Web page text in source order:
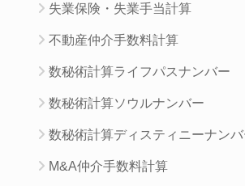
失業保険・失業手当計算
不動産仲介手数料計算
数秘術計算ライフパスナンバー
数秘術計算ソウルナンバー
数秘術計算ディスティニーナンバ
M&A仲介手数料計算